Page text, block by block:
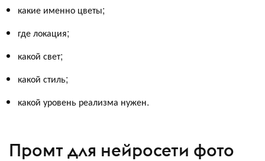
какие именно цветы;
где локация;
какой свет;
какой стиль;
какой уровень реализма нужен.
Промт для нейросети фото